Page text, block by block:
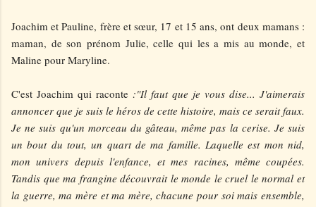
Joachim et Pauline, frère et sœur, 17 et 15 ans, ont deux mamans :
maman, de son prénom Julie, celle qui les a mis au monde, et
Maline pour Maryline.
C'est Joachim qui raconte :"Il faut que je vous dise... J'aimerais
annoncer que je suis le héros de cette histoire, mais ce serait faux.
Je ne suis qu'un morceau du gâteau, même pas la cerise. Je suis
un bout du tout, un quart de ma famille. Laquelle est mon nid,
mon univers depuis l'enfance, et mes racines, même coupées.
Tandis que ma frangine découvrait le monde le cruel le normal et
la guerre, ma mère et ma mère, chacune pour soi mais ensemble,